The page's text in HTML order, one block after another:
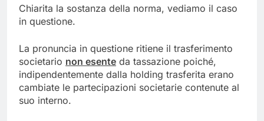
Chiarita la sostanza della norma, vediamo il caso
in questione.
La pronuncia in questione ritiene il trasferimento
societario non esente da tassazione poiché,
indipendentemente dalla holding trasferita erano
cambiate le partecipazioni societarie contenute al
suo interno.